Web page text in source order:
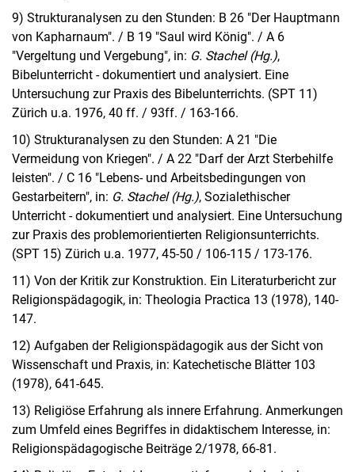
9) Strukturanalysen zu den Stunden: B 26 "Der Hauptmann
von Kapharnaum". / B 19 "Saul wird König". / A 6
"Vergeltung und Vergebung", in: G. Stachel (Hg.),
Bibelunterricht - dokumentiert und analysiert. Eine
Untersuchung zur Praxis des Bibelunterrichts. (SPT 11)
Zürich u.a. 1976, 40 ff. / 93ff. / 163-166.
10) Strukturanalysen zu den Stunden: A 21 "Die
Vermeidung von Kriegen". / A 22 "Darf der Arzt Sterbehilfe
leisten". / C 16 "Lebens- und Arbeitsbedingungen von
Gestarbeitern", in: G. Stachel (Hg.), Sozialethischer
Unterricht - dokumentiert und analysiert. Eine Untersuchung
zur Praxis des problemorientierten Religionsunterrichts.
(SPT 15) Zürich u.a. 1977, 45-50 / 106-115 / 173-176.
11) Von der Kritik zur Konstruktion. Ein Literaturbericht zur
Religionspädagogik, in: Theologia Practica 13 (1978), 140-
147.
12) Aufgaben der Religionspädagogik aus der Sicht von
Wissenschaft und Praxis, in: Katechetische Blätter 103
(1978), 641-645.
13) Religiöse Erfahrung als innere Erfahrung. Anmerkungen
zum Umfeld eines Begriffes in didaktischem Interesse, in:
Religionspädagogische Beiträge 2/1978, 66-81.